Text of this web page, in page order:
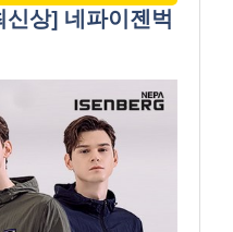
상] 네파이젠벅